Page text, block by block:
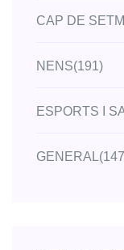
CAP DE
NENS(191)
ESPORTS I
GENERAL